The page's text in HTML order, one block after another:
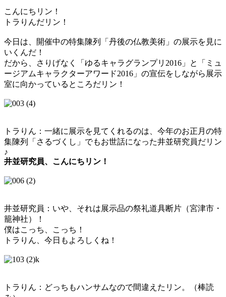
こんにちリン！
トラりんだリン！
今日は、開催中の特集陳列「丹後の仏教美術」の展示を見に
いくんだ！
だから、さりげなく「ゆるキャラグランプリ2016」と「ミュ
ージアムキャラクターアワード2016」の宣伝をしながら展示
室に向かっているところだリン！
トラりん：一緒に展示を見てくれるのは、今年のお正月の特
集陳列「さるづくし」でもお世話になった井並研究員だリン
♪
井並研究員、こんにちリン！
井並研究員：いや、それは展示品の祭礼道具断片（宮津市・
籠神社）！
僕はこっち、こっち！
トラりん、今日もよろしくね！
トラりん：どっちもハンサムなので間違えたリン。（棒読